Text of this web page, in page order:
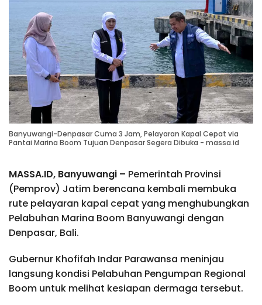
Banyuwangi-Denpasar Cuma 3 Jam, Pelayaran Kapal Cepat via
Pantai Marina Boom Tujuan Denpasar Segera Dibuka - massa.id
MASSA.ID, Banyuwangi – Pemerintah Provinsi
(Pemprov) Jatim berencana kembali membuka
rute pelayaran kapal cepat yang menghubungkan
Pelabuhan Marina Boom Banyuwangi dengan
Denpasar, Bali.
Gubernur Khofifah Indar Parawansa meninjau
langsung kondisi Pelabuhan Pengumpan Regional
Boom untuk melihat kesiapan dermaga tersebut.